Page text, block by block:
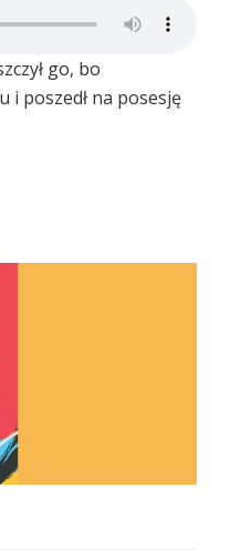
go, bo
i poszedł na posesję